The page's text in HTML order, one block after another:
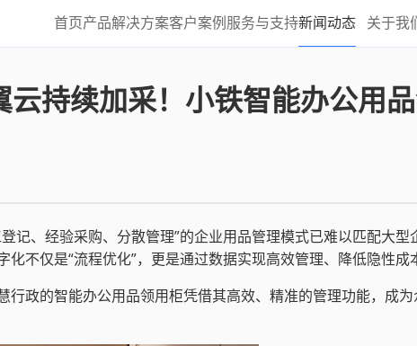
首页产品解决方案客户案例服务与支持新闻动态 关于我
持续加采！小铁智能办公用
记、经验采购、分散管理”的企业用品管理模式已难以匹配大
不仅是“流程优化”，更是通过数据实现高效管理、降低隐性成
行政的智能办公用品领用柜凭借其高效、精准的管理功能，成